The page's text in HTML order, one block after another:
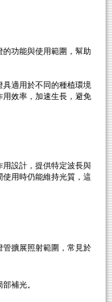
的功能與使用範圍，幫助
具適用於不同的種植環境
用效率，加速生長，避免
用設計，提供特定波長與
用時仍能維持光質，這
管擴展照射範圍，常見於
補光。